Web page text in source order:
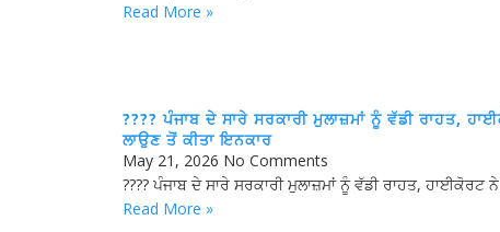
Read More »
???? ਪੰਜਾਬ ਦੇ ਸਾਰੇ ਸਰਕਾਰੀ ਮੁਲਾਜ਼ਮਾਂ ਨੂੰ ਵੱਡੀ ਰਾਹਤ,
ਲਾਉਣ ਤੋਂ ਕੀਤਾ ਇਨਕਾਰ
May 21, 2026 No Comments
???? ਪੰਜਾਬ ਦੇ ਸਾਰੇ ਸਰਕਾਰੀ ਮੁਲਾਜ਼ਮਾਂ ਨੂੰ ਵੱਡੀ ਰਾਹਤ, ਹਾਈਕੋਰਟ
Read More »